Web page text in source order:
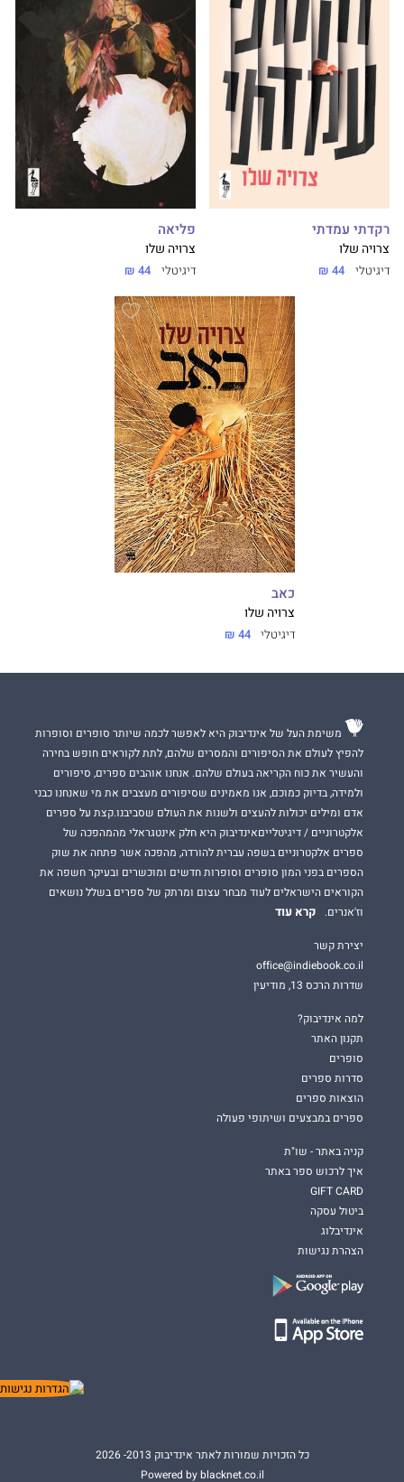
רקדתי עמדתי
צרויה שלו
דיגיטלי 44 ₪
פליאה
צרויה שלו
דיגיטלי 44 ₪
כאב
צרויה שלו
דיגיטלי 44 ₪
משימת העל של אינדיבוק היא לאפשר לכמה שיותר סופרים וסופרות
להפיץ לעולם את הסיפורים והמסרים שלהם, לתת לקוראים חופש בחירה
והעשיר את כוח הקריאה בעולם שלהם. אנחנו אוהבים ספרים, סיפורים
ולמידה, בדיוק כמוכם, אנו מאמינים שסיפורים מעצבים את מי שאנחנו כבני
אדם ומילים יכולות להעצים ולשנות את העולם שסביבנו.קצת על ספרים
אלקטרוניים / דיגיטלייםאינדיבוק היא חלק אינטגראלי מהמהפכה של
ספרים אלקטרוניים בשפה עברית להורדה, מהפכה אשר פתחה את שוק
הספרים בפני המון סופרים וסופרות חדשים ומוכשרים ובעיקר חשפה את
הקוראים הישראלים לעוד מבחר עצום ומרתק של ספרים בשלל נושאים
וז'אנרים.
קרא עוד
יצירת קשר
office@indiebook.co.il
שדרות הרכס 13, מודיעין
למה אינדיבוק?
תקנון האתר
סופרים
סדרות ספרים
הוצאות ספרים
ספרים במבצעים ושיתופי פעולה
קניה באתר - שו"ת
איך לרכוש ספר באתר
GIFT CARD
ביטול עסקה
אינדיבלוג
הצהרת נגישות
כל הזכויות שמורות לאתר אינדיבוק 2013- 2026
Powered by blacknet.co.il